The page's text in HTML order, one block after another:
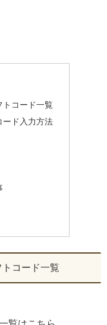
トコード一覧
ード入力方法
コード一覧